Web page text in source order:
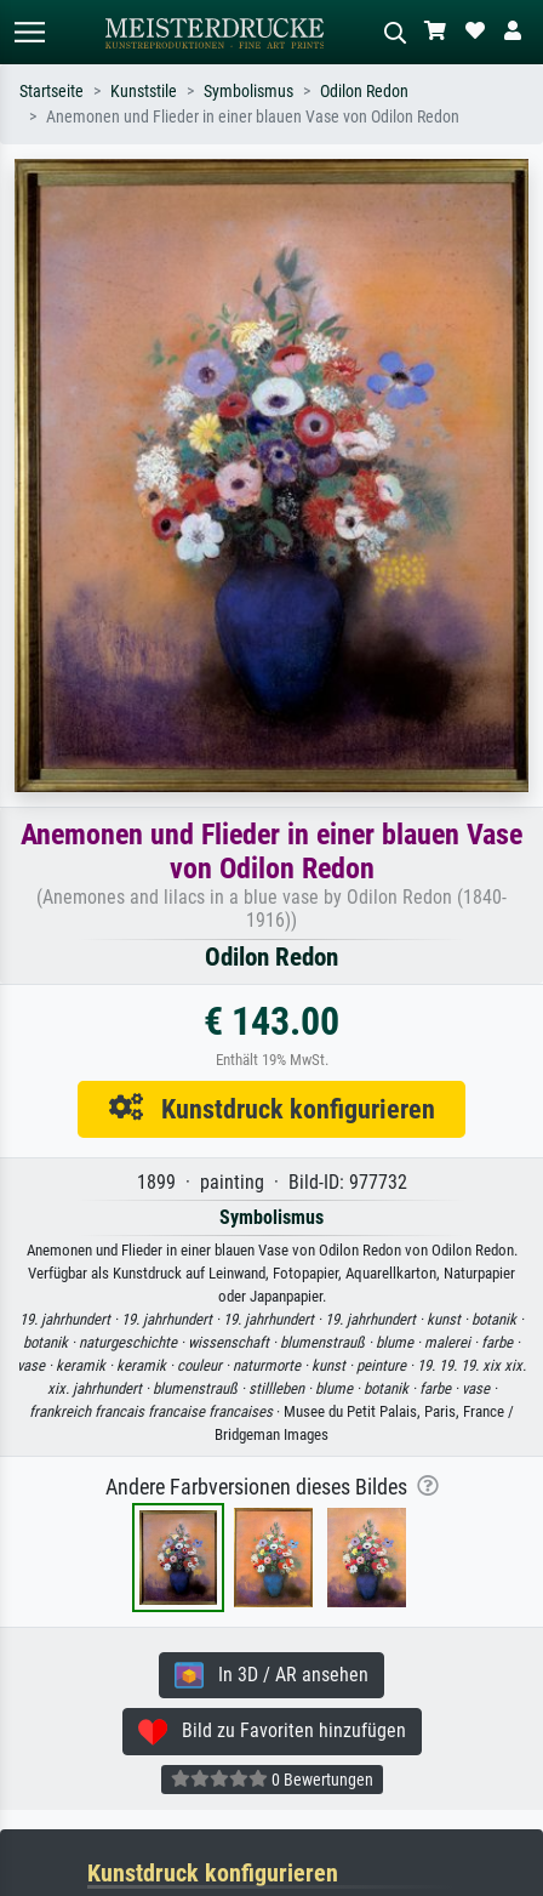
Suchen Sie nach Künstlern, Werktiteln
Sternennacht, Impressionismus, Welle
Beschreiben Sie die Szene – z.B. Grüne
Ölgemälde, Stehender Akt neben einem
Startseite Kunststile Symbolismus
Odilon Redon
Anemonen und Flieder in einer blauen Vase von Odilon Redon
Anemonen und Flieder in einer blauen Vase
von Odilon Redon
(Anemones and lilacs in a blue vase by Odilon Redon (1840-
1916))
Odilon Redon
€ 143.00
Enthält 19% MwSt.
Kunstdruck konfigurieren
1899 · painting · Bild-ID: 977732
Symbolismus
Anemonen und Flieder in einer blauen Vase von Odilon Redon von Odilon Redon.
Verfügbar als Kunstdruck auf Leinwand, Fotopapier, Aquarellkarton, Naturpapier
oder Japanpapier.
19. jahrhundert · 19. jahrhundert · 19. jahrhundert · 19. jahrhundert · kunst · botanik ·
botanik · naturgeschichte · wissenschaft · blumenstrauß · blume · malerei · farbe ·
vase · keramik · keramik · couleur · naturmorte · kunst · peinture · 19. 19. 19. xix xix.
xix. jahrhundert · blumenstrauß · stillleben · blume · botanik · farbe · vase ·
frankreich francais francaise francaises· Musee du Petit Palais, Paris, France /
Bridgeman Images
Andere Farbversionen dieses Bildes
In 3D / AR ansehen
Bild zu Favoriten hinzufügen
0 Bewertungen
Kunstdruck konfigurieren